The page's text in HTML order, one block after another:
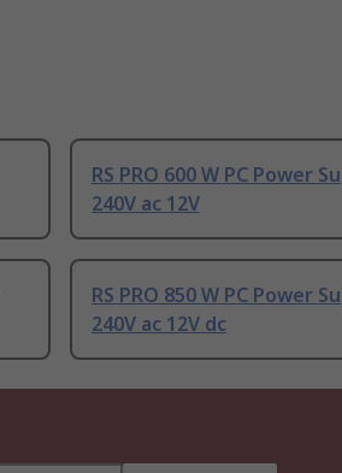
RS PRO 600 W PC Power
240V ac 12V
RS PRO 850 W PC Power
240V ac 12V dc